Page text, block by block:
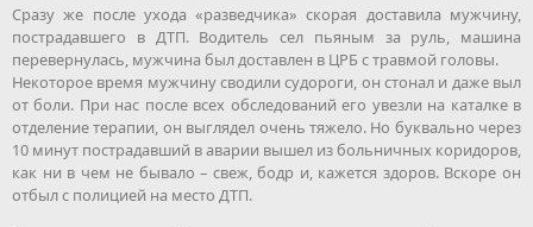
Сразу же после ухода «разведчика» скорая доставила мужчину,
пострадавшего в ДТП. Водитель сел пьяным за руль, машина
перевернулась, мужчина был доставлен в ЦРБ с травмой головы.
Некоторое время мужчину сводили судороги, он стонал и даже выл
от боли. При нас после всех обследований его увезли на каталке в
отделение терапии, он выглядел очень тяжело. Но буквально через
10 минут пострадавший в аварии вышел из больничных коридоров,
как ни в чем не бывало – свеж, бодр и, кажется здоров. Вскоре он
отбыл с полицией на место ДТП.